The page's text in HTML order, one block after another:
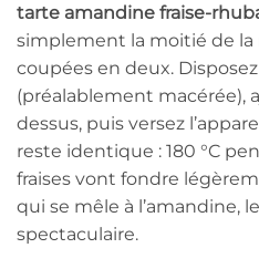
tarte amandine fraise-
simplement la moitié de la
coupées en deux.
(préalablement macérée),
dessus, puis versez
reste identique : 180 °C
fraises vont fondre
qui se mêle à l’amandine,
spectaculaire.